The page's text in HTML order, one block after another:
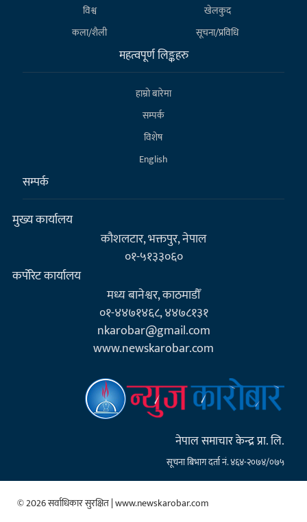
विश्व
खेलकुद
कला/शैली
सूचना/प्रविधि
महत्वपूर्ण लिङ्कहरु
हाम्राे बारेमा
सम्पर्क
विशेष
English
सम्पर्क
मुख्य कार्यालय
कौशलटार, भक्तपुर, नेपाल
०१-५१३३०६०
कर्पाेरेट कार्यालय
मध्य बानेश्वर, काठमाडौँ
०१-४४७१४६८, ४४७८१३१
nkarobar@gmail.com
www.newskarobar.com
नेपाल समाचार केन्द्र प्रा. लि.
सूचना बिभाग दर्ता नं. ४६४-२०७४/०७५
© 2026 सर्वाधिकार सुरक्षित | www.newskarobar.com